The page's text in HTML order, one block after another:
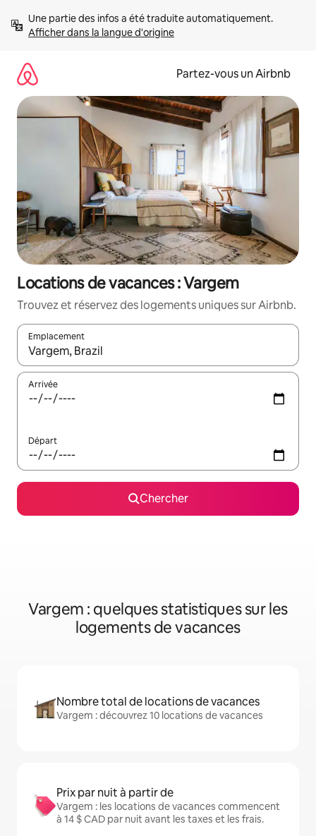
directement
Afficher dans la langue d'origine
Partez-vous un Airbnb
Locations de vacances : Vargem
Trouvez et réservez des logements uniques sur Airbnb.
Emplacement
Quand les résultats sont affichés, parcourez-les en utilisant
Arrivée
Départ
Chercher
Vargem : quelques statistiques sur les
logements de vacances
Nombre total de locations de vacances
Vargem : découvrez 10 locations de vacances
Prix par nuit à partir de
Vargem : les locations de vacances commencent
à 14 $ CAD par nuit avant les taxes et les frais.